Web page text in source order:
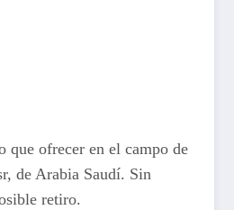
que ofrecer en el campo de
de Arabia Saudí. Sin
retiro.